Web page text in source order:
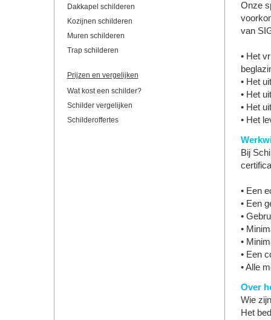
Dakkapel schilderen
Kozijnen schilderen
Muren schilderen
Trap schilderen
Prijzen en vergelijken
Wat kost een schilder?
Schilder vergelijken
Schilderoffertes
Onze
van
• Het
• Het
• Het
• Het
• Het
Bij
• Een
• Een
•
•
•
• Een
• Alle
Over
Wie
Het